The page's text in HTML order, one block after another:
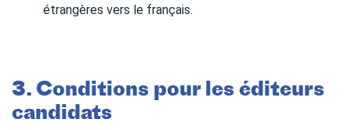
étrangères vers le français.
3. Conditions pour les éditeurs
candidats